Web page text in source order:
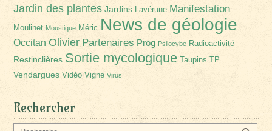
Jardin des plantes Jardins Lavérune Manifestation
Moulinet Moustique Méric News de géologie
Occitan Olivier Partenaires Prog Psilocybe Radioactivité
Restinclières Sortie mycologique Taupins TP
Vendargues Vidéo Vigne Virus
Rechercher